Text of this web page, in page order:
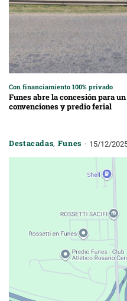
Con financiamiento 100% privado
Funes abre la concesión para
convenciones y predio ferial
Destacadas, Funes 15/12/